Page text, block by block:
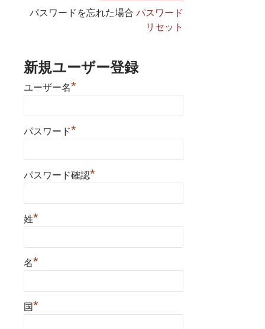
パスワードを忘れた場合パスワード
リセット
新規ユーザー登録
ユーザー名*
パスワード*
パスワード確認*
姓*
名*
国*